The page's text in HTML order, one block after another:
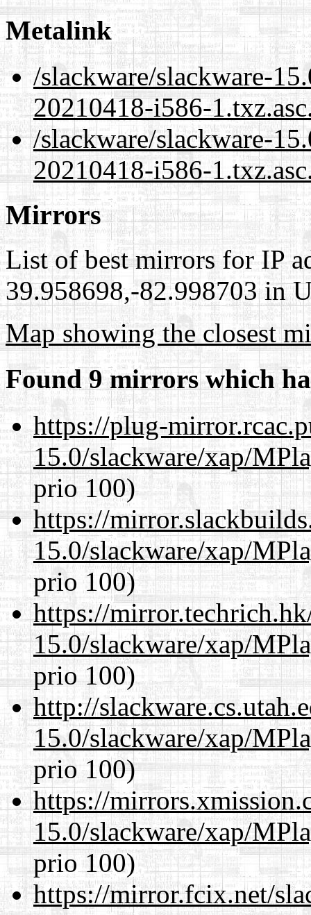
Metalink
/slackware/slackware-
20210418-i586-
/slackware/slackware-
20210418-i586-
Mirrors
List of best mirrors for IP
39.958698,-82.998703 in
Map showing the closest
Found 9 mirrors which
https://plug-
15.0/slackware/xap/
prio 100)
https://
15.0/slackware/xap/
prio 100)
https://
15.0/slackware/xap/
prio 100)
http://
15.0/slackware/xap/
prio 100)
https://
15.0/slackware/xap/
prio 100)
https://mirror.fcix.net/